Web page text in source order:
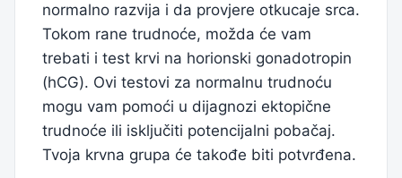
normalno razvija i da provjere otkucaje srca.
Tokom rane trudnoće, možda će vam
trebati i test krvi na horionski gonadotropin
(hCG). Ovi testovi za normalnu trudnoću
mogu vam pomoći u dijagnozi ektopične
trudnoće ili isključiti potencijalni pobačaj.
Tvoja krvna grupa će takođe biti potvrđena.